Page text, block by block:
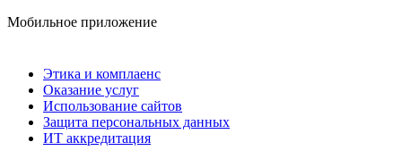
Мобильное приложение
Этика и комплаенс
Оказание услуг
Использование сайтов
Защита персональных данных
ИТ аккредитация